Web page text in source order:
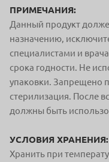
ПРИМЕЧАНИЯ:
Данный продукт
назначению,
специалистами и
срока годности. Не
упаковки. Запрещено
стерилизация. После
должны быть
УСЛОВИЯ ХРАНЕНИЯ:
Хранить при